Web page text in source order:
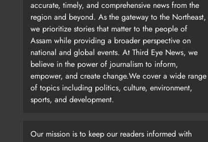
accurate, timely, and comprehensive news from the
region and beyond. As the gateway to the Northeast,
we prioritize stories that matter to the people of
Assam while providing a broader perspective on
national and global events. At Third Eye News, we
believe in the power of journalism to inform,
empower, and create change.We cover a wide range
of topics including politics, culture, environment,
sports, and development.
Our mission is to keep our readers informed with